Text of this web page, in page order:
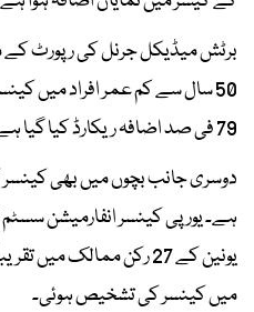
50 سال سے کم عمر افراد میں
79 فی صد اضافہ ریکارڈ کیا گیا ہے۔
دوسری جانب بچوں میں بھی
میں کینسر کی تشخیص ہوئی۔